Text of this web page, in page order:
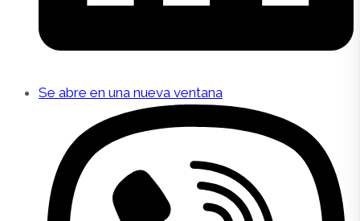
Se abre en una nueva ventana